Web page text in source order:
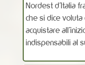
Nordest d’Italia
che si dice
acquistare
indispensabili al